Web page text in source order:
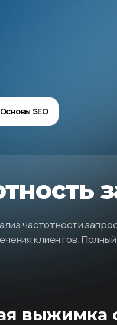
Основы SEO
частотности
клиентов.
выжимка